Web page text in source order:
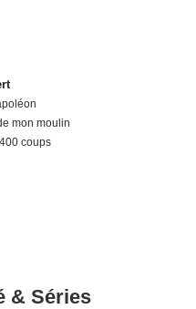
mon moulin
coups
& Séries